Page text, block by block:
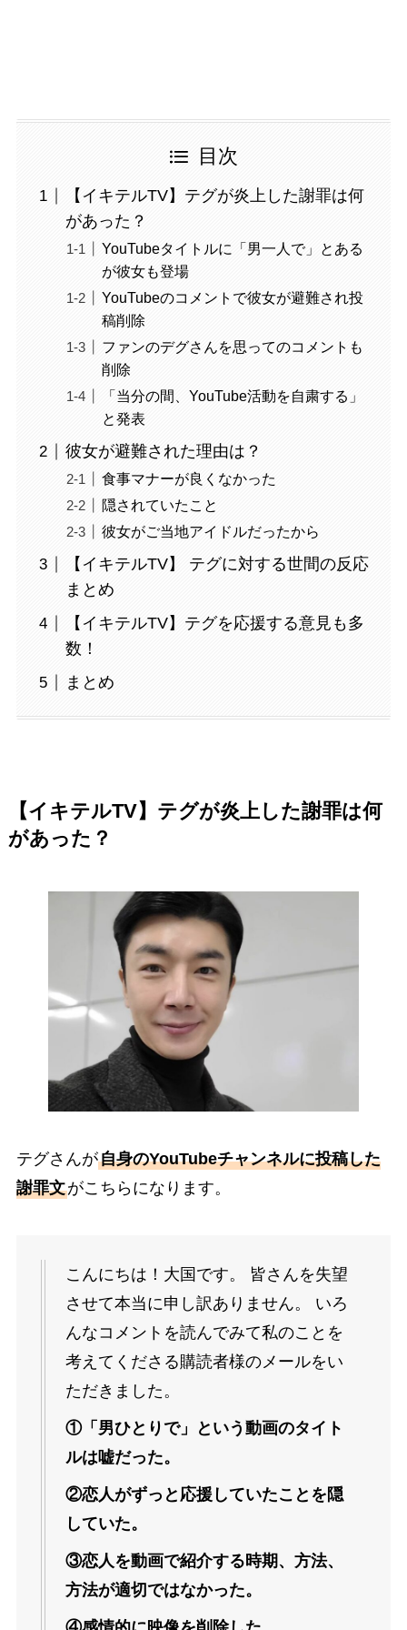
目次
【イキテルTV】テグが炎上した謝罪は何
があった？
YouTubeタイトルに「男一人で」とある
が彼女も登場
YouTubeのコメントで彼女が避難され投
稿削除
ファンのデグさんを思ってのコメントも
削除
「当分の間、YouTube活動を自粛する」
と発表
彼女が避難された理由は？
食事マナーが良くなかった
隠されていたこと
彼女がご当地アイドルだったから
【イキテルTV】 テグに対する世間の反応
まとめ
【イキテルTV】テグを応援する意見も多
数！
まとめ
【イキテルTV】テグが炎上した謝罪は何
があった？
テグさんが自身のYouTubeチャンネルに投稿した
謝罪文がこちらになります。
こんにちは！大国です。 皆さんを失望
させて本当に申し訳ありません。 いろ
んなコメントを読んでみて私のことを
考えてくださる購読者様のメールをい
ただきました。
①「男ひとりで」という動画のタイト
ルは嘘だった。
②恋人がずっと応援していたことを隠
していた。
③恋人を動画で紹介する時期、方法、
方法が適切ではなかった。